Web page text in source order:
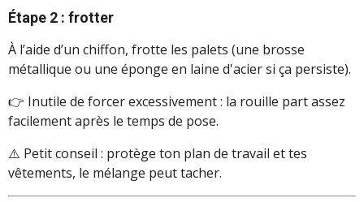
Étape 2 : frotter
À l’aide d’un chiffon, frotte les palets (une brosse
métallique ou une éponge en laine d'acier si ça persiste).
👉 Inutile de forcer excessivement : la rouille part assez
facilement après le temps de pose.
⚠️ Petit conseil : protège ton plan de travail et tes
vêtements, le mélange peut tacher.